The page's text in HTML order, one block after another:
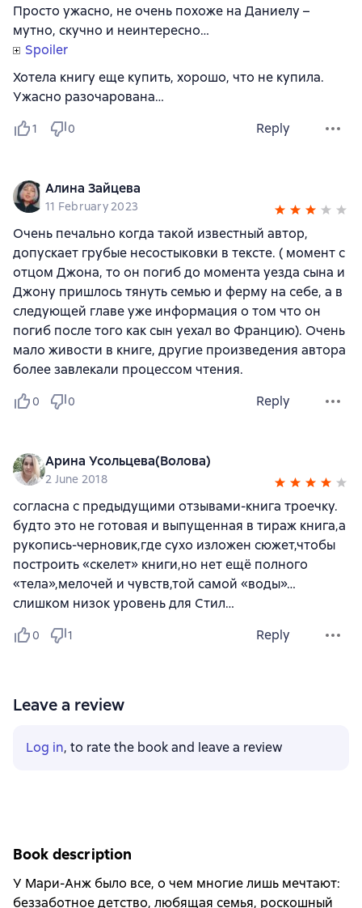
Просто ужасно, не очень похоже на Даниелу –
мутно, скучно и неинтересно…
Spoiler
Хотела книгу еще купить, хорошо, что не купила.
Ужасно разочарована…
1 0 Reply
Алина Зайцева
11 February 2023
Очень печально когда такой известный автор,
допускает грубые несостыковки в тексте. ( момент с
отцом Джона, то он погиб до момента уезда сына и
Джону пришлось тянуть семью и ферму на себе, а в
следующей главе уже информация о том что он
погиб после того как сын уехал во Францию). Очень
мало живости в книге, другие произведения автора
более завлекали процессом чтения.
0 0 Reply
Арина Усольцева(Волова)
2 June 2018
согласна с предыдущими отзывами-книга троечку.
будто это не готовая и выпущенная в тираж книга,а
рукопись-черновик,где сухо изложен сюжет,чтобы
построить «скелет» книги,но нет ещё полного
«тела»,мелочей и чувств,той самой «воды»…
слишком низок уровень для Стил…
0 1 Reply
Leave a review
Log in, to rate the book and leave a review
Book description
У Мари-Анж было все, о чем многие лишь мечтают:
беззаботное детство, любящая семья, роскошный